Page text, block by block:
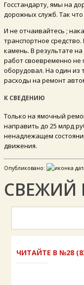
Госстандарту, ямы на
дорожных служб. Так
И не отчаивайтесь ;
транспортное
камень. В результате
работ своевременно не
оборудовал. На один из
расходы на ремонт
К СВЕДЕНИЮ
Только на ямочный
направить до 25 млрд
ненадлежащем
движения.
Опубликовано:
СВЕЖИЙ
ЧИТАЙТЕ В №28